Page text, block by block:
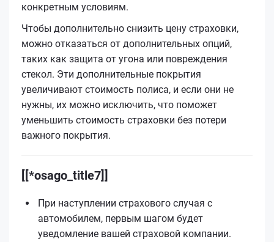
конкретным условиям.
Чтобы дополнительно снизить цену страховки,
можно отказаться от дополнительных опций,
таких как защита от угона или повреждения
стекол. Эти дополнительные покрытия
увеличивают стоимость полиса, и если они не
нужны, их можно исключить, что поможет
уменьшить стоимость страховки без потери
важного покрытия.
[[*osago_title7]]
При наступлении страхового случая с
автомобилем, первым шагом будет
уведомление вашей страховой компании.